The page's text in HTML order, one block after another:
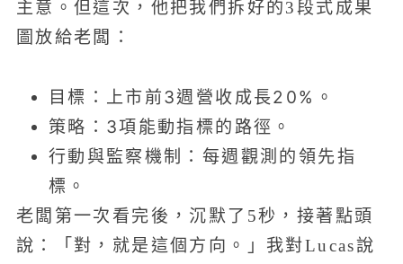
主意。但這次，他把我們拆好的3段式成果
圖放給老闆：
目標：上市前3週營收成長20%。
策略：3項能動指標的路徑。
行動與監察機制：每週觀測的領先指
標。
老闆第一次看完後，沉默了5秒，接著點頭
說：「對，就是這個方向。」我對Lucas說